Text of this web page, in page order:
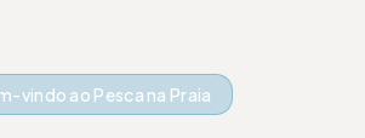
vindo ao Pesca na Praia